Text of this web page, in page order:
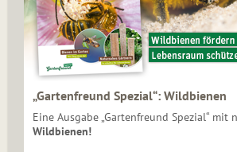
„Gartenfreund Spezial“: Wildbienen
Eine Ausgabe „Gartenfreund Spezial“ mit
Wildbienen!